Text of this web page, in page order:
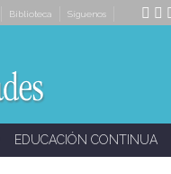
Biblioteca Síguenos
EDUCACIÓN CONTINUA